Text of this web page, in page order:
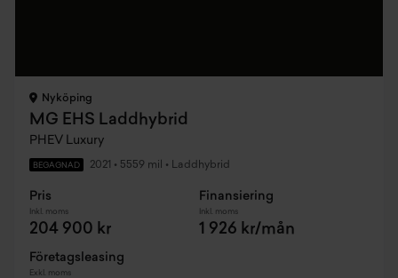
Nyköping
MG EHS Laddhybrid
PHEV Luxury
BEGAGNAD 2021 • 5559 mil • Laddhybrid
Pris
Inkl. moms
204 900 kr
Finansiering
Inkl. moms
1 926 kr/mån
Företagsleasing
Exkl. moms